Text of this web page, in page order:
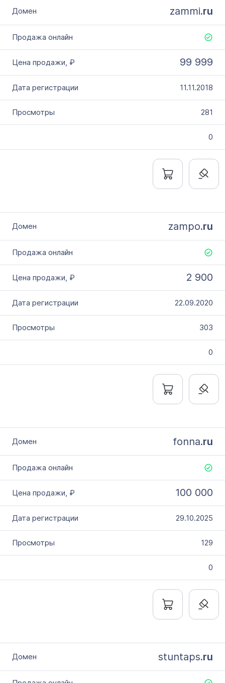
zammi.ru
99 999
11.11.2018
281
0
zampo.ru
2 900
22.09.2020
303
0
fonna.ru
100 000
29.10.2025
129
0
stuntaps.ru